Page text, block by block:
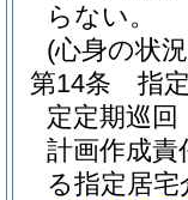
らない。
(心身の状
第14条
指
定定期巡
計画作成
る指定居